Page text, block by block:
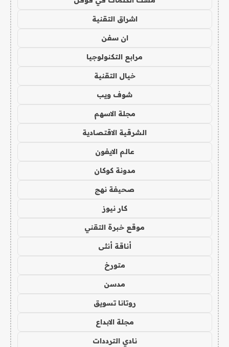
اشراق التقنية
ان سفن
مرابع التكنولوجيا
خيال التقنية
شوف ويب
مجلة الاسهم
الشرقية الاقتصادية
عالم الايفون
مدونة كوكان
صحيفة نهج
كار نيوز
موقع خبرة التقني
أناقة أنثى
متورخ
مدسن
روتانا تسويق
مجلة الابداع
نادي الترددات